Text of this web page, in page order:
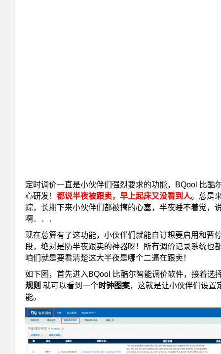
定时调价一直是小伙伴们强烈要求的功能，BQool 比酷
心研发！ 都说半夜被跟卖，早上起床又没看到人。总是
踪，长期下来小伙伴们都被搞的心塞，半夜睡不着觉，
啊．．．
现在总算有了这功能，小伙伴们就能自订想要启用和暂
段，绝对是防半夜跟卖的神器呀！所有调价记录系统也
咱们就是要看清楚这大半夜是哪个二逼在跟卖！
如下图，首先进入BQool 比酷尔智能调价软件，接着选
规则 就可以看到一个时钟图案，这就是让小伙伴们设置
能。